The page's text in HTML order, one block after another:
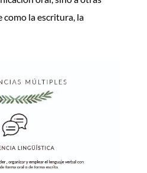
como la escritura, la